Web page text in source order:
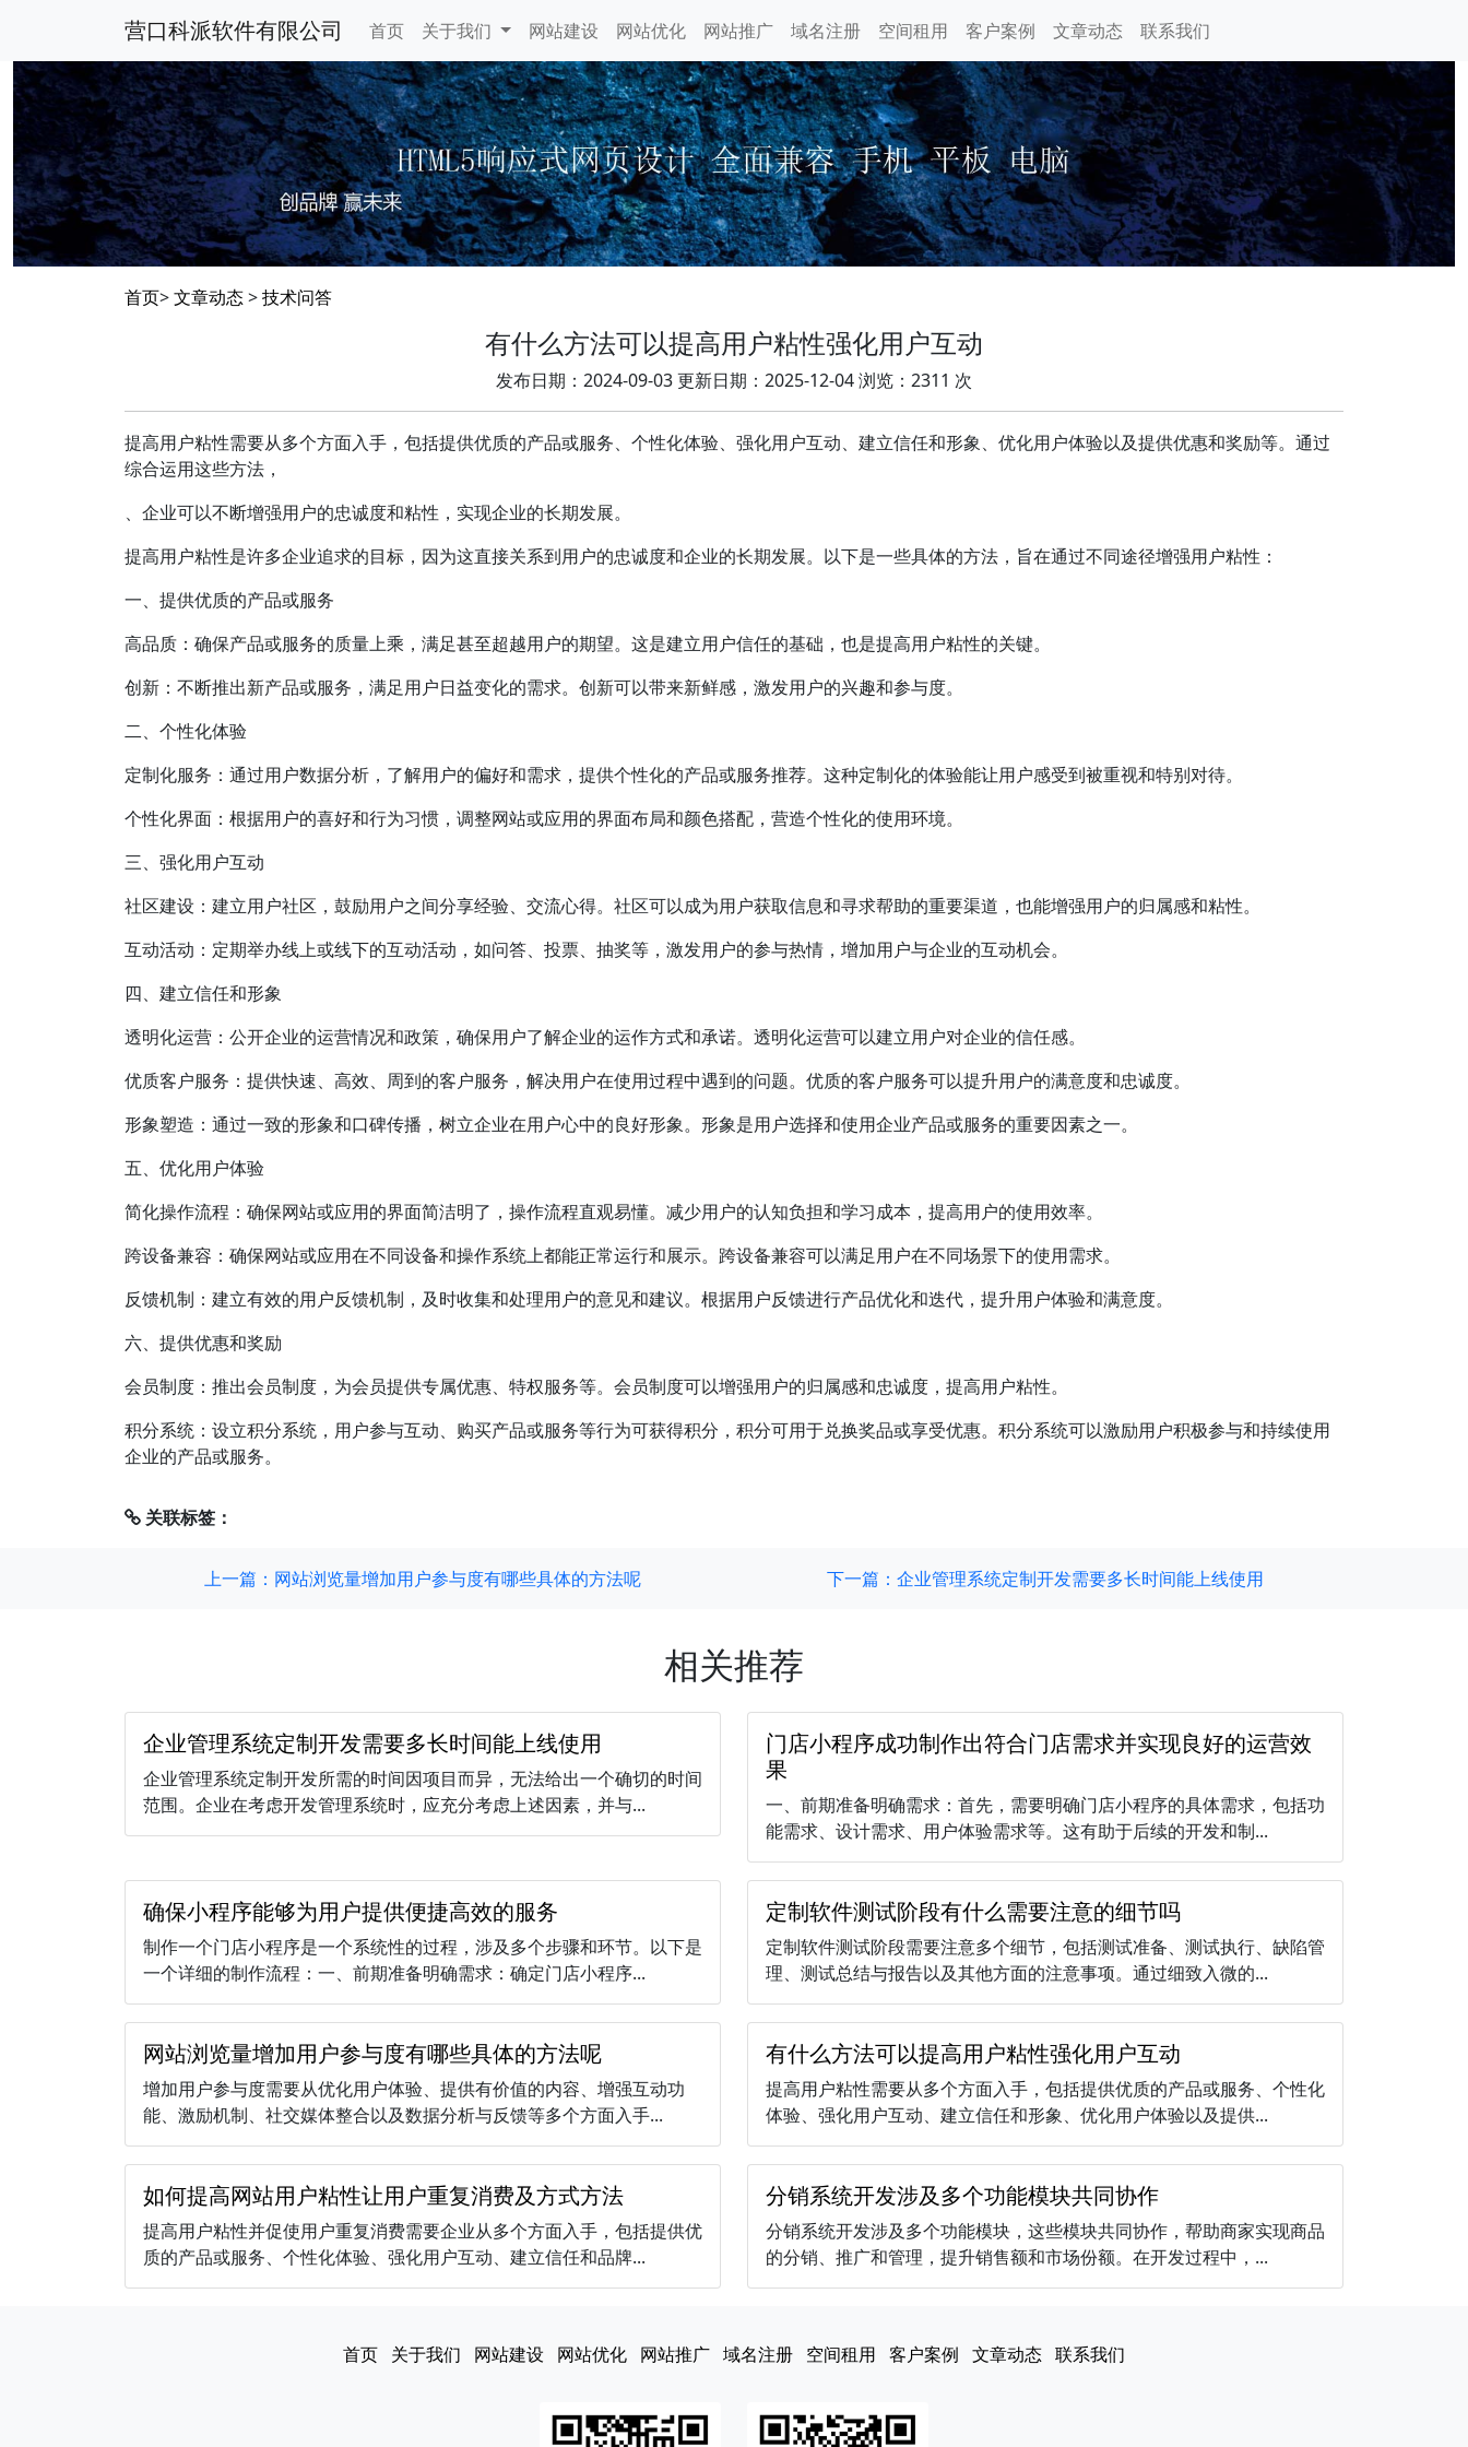
营口科派软件有限公司 首页 关于我们 网站建设 网站优化 网站推广 域名注册 空间租用 客户案例 文章动态 联系我们
首页>文章动态>技术问答
有什么方法可以提高用户粘性强化用户互动
发布日期：2024-09-03 更新日期：2025-12-04 浏览：2311 次
提高用户粘性需要从多个方面入手，包括提供优质的产品或服务、个性化体验、强化用户互动、建立信任和形象、优化用户体验以及提供优惠和奖励等。通过
综合运用这些方法，
、企业可以不断增强用户的忠诚度和粘性，实现企业的长期发展。
提高用户粘性是许多企业追求的目标，因为这直接关系到用户的忠诚度和企业的长期发展。以下是一些具体的方法，旨在通过不同途径增强用户粘性：
一、提供优质的产品或服务
高品质：确保产品或服务的质量上乘，满足甚至超越用户的期望。这是建立用户信任的基础，也是提高用户粘性的关键。
创新：不断推出新产品或服务，满足用户日益变化的需求。创新可以带来新鲜感，激发用户的兴趣和参与度。
二、个性化体验
定制化服务：通过用户数据分析，了解用户的偏好和需求，提供个性化的产品或服务推荐。这种定制化的体验能让用户感受到被重视和特别对待。
个性化界面：根据用户的喜好和行为习惯，调整网站或应用的界面布局和颜色搭配，营造个性化的使用环境。
三、强化用户互动
社区建设：建立用户社区，鼓励用户之间分享经验、交流心得。社区可以成为用户获取信息和寻求帮助的重要渠道，也能增强用户的归属感和粘性。
互动活动：定期举办线上或线下的互动活动，如问答、投票、抽奖等，激发用户的参与热情，增加用户与企业的互动机会。
四、建立信任和形象
透明化运营：公开企业的运营情况和政策，确保用户了解企业的运作方式和承诺。透明化运营可以建立用户对企业的信任感。
优质客户服务：提供快速、高效、周到的客户服务，解决用户在使用过程中遇到的问题。优质的客户服务可以提升用户的满意度和忠诚度。
形象塑造：通过一致的形象和口碑传播，树立企业在用户心中的良好形象。形象是用户选择和使用企业产品或服务的重要因素之一。
五、优化用户体验
简化操作流程：确保网站或应用的界面简洁明了，操作流程直观易懂。减少用户的认知负担和学习成本，提高用户的使用效率。
跨设备兼容：确保网站或应用在不同设备和操作系统上都能正常运行和展示。跨设备兼容可以满足用户在不同场景下的使用需求。
反馈机制：建立有效的用户反馈机制，及时收集和处理用户的意见和建议。根据用户反馈进行产品优化和迭代，提升用户体验和满意度。
六、提供优惠和奖励
会员制度：推出会员制度，为会员提供专属优惠、特权服务等。会员制度可以增强用户的归属感和忠诚度，提高用户粘性。
积分系统：设立积分系统，用户参与互动、购买产品或服务等行为可获得积分，积分可用于兑换奖品或享受优惠。积分系统可以激励用户积极参与和持续使用
企业的产品或服务。
关联标签：
上一篇：网站浏览量增加用户参与度有哪些具体的方法呢 下一篇：企业管理系统定制开发需要多长时间能上线使用
相关推荐
企业管理系统定制开发需要多长时间能上线使用
企业管理系统定制开发所需的时间因项目而异，无法给出一个确切的时间
范围。企业在考虑开发管理系统时，应充分考虑上述因素，并与...
门店小程序成功制作出符合门店需求并实现良好的运营效
果
一、前期准备明确需求：首先，需要明确门店小程序的具体需求，包括功
能需求、设计需求、用户体验需求等。这有助于后续的开发和制...
确保小程序能够为用户提供便捷高效的服务
制作一个门店小程序是一个系统性的过程，涉及多个步骤和环节。以下是
一个详细的制作流程：一、前期准备明确需求：确定门店小程序...
定制软件测试阶段有什么需要注意的细节吗
定制软件测试阶段需要注意多个细节，包括测试准备、测试执行、缺陷管
理、测试总结与报告以及其他方面的注意事项。通过细致入微的...
网站浏览量增加用户参与度有哪些具体的方法呢
增加用户参与度需要从优化用户体验、提供有价值的内容、增强互动功
能、激励机制、社交媒体整合以及数据分析与反馈等多个方面入手...
有什么方法可以提高用户粘性强化用户互动
提高用户粘性需要从多个方面入手，包括提供优质的产品或服务、个性化
体验、强化用户互动、建立信任和形象、优化用户体验以及提供...
如何提高网站用户粘性让用户重复消费及方式方法
提高用户粘性并促使用户重复消费需要企业从多个方面入手，包括提供优
质的产品或服务、个性化体验、强化用户互动、建立信任和品牌...
分销系统开发涉及多个功能模块共同协作
分销系统开发涉及多个功能模块，这些模块共同协作，帮助商家实现商品
的分销、推广和管理，提升销售额和市场份额。在开发过程中，...
首页 关于我们 网站建设 网站优化 网站推广 域名注册 空间租用 客户案例 文章动态 联系我们